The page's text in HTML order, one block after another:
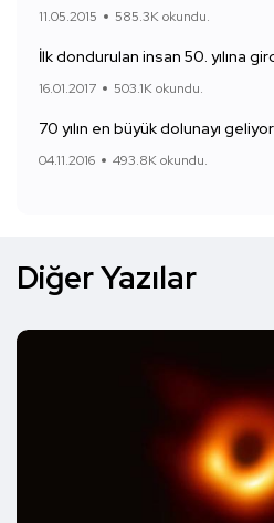
11.05.2015 585.3K okundu.
İlk dondurulan insan 50. yılına
16.01.2017 503.1K okundu.
70 yılın en büyük dolunayı geliyor
04.11.2016 493.8K okundu.
Diğer Yazılar